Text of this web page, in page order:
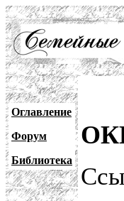
Оглавление
Форум
Библиотека